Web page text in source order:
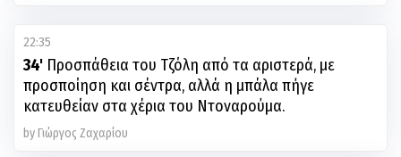
22:35
34' Προσπάθεια του Τζόλη από τα αριστερά, με
προσποίηση και σέντρα, αλλά η μπάλα πήγε
κατευθείαν στα χέρια του Ντοναρούμα.
by Γιώργος Ζαχαρίου